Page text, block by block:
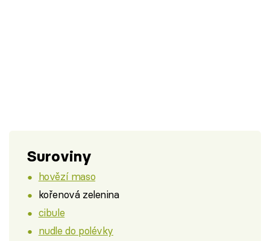
Suroviny
hovězí maso
kořenová zelenina
cibule
nudle do polévky